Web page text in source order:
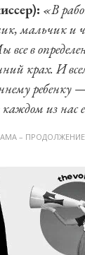
«В
мальчик и
в
крах. И
ребенку
из нас
–